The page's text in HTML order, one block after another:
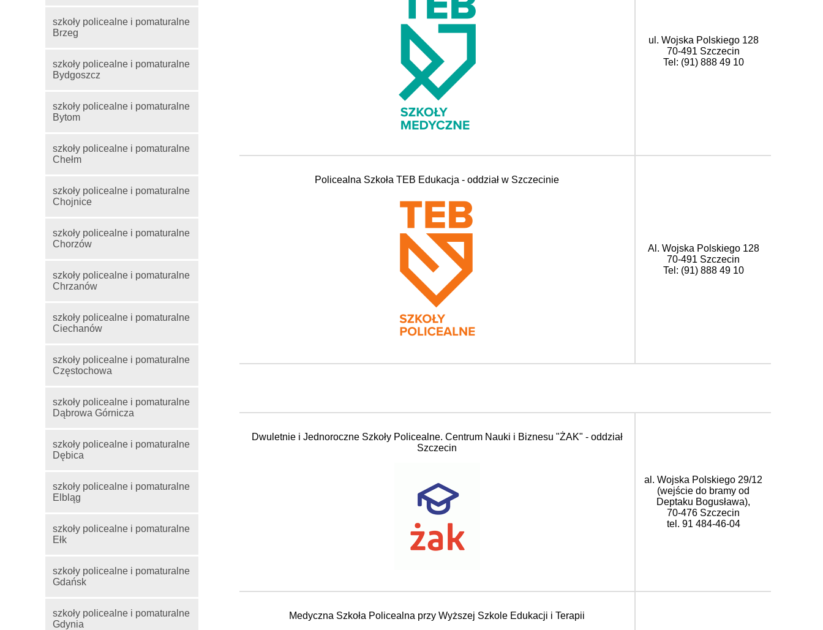
szkoły policealne i pomaturalne
Brzeg
szkoły policealne i pomaturalne
Bydgoszcz
szkoły policealne i pomaturalne
Bytom
szkoły policealne i pomaturalne
Chełm
szkoły policealne i pomaturalne
Chojnice
szkoły policealne i pomaturalne
Chorzów
szkoły policealne i pomaturalne
Chrzanów
szkoły policealne i pomaturalne
Ciechanów
szkoły policealne i pomaturalne
Częstochowa
szkoły policealne i pomaturalne
Dąbrowa Górnicza
szkoły policealne i pomaturalne
Dębica
szkoły policealne i pomaturalne
Elbląg
szkoły policealne i pomaturalne
Ełk
szkoły policealne i pomaturalne
Gdańsk
szkoły policealne i pomaturalne
Gdynia
ul. Wojska Polskiego 128
70-491 Szczecin
Tel: (91) 888 49 10
Policealna Szkoła TEB Edukacja - oddział w Szczecinie
Al. Wojska Polskiego 128
70-491 Szczecin
Tel: (91) 888 49 10
Dwuletnie i Jednoroczne Szkoły Policealne. Centrum Nauki i Biznesu "ŻAK" - oddział
Szczecin
al. Wojska Polskiego 29/12
(wejście do bramy od
Deptaku Bogusława),
70-476 Szczecin
tel. 91 484-46-04
Medyczna Szkoła Policealna przy Wyższej Szkole Edukacji i Terapii